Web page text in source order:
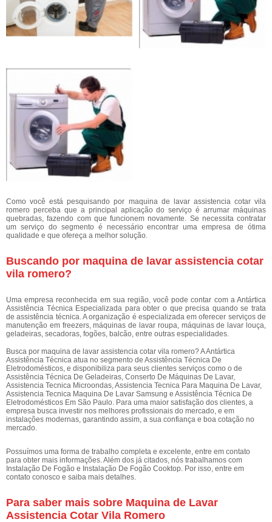
Como você está pesquisando por maquina de lavar assistencia cotar vila
romero perceba que a principal aplicação do serviço é arrumar máquinas
quebradas, fazendo com que funcionem novamente. Se necessita contratar
um serviço do segmento é necessário encontrar uma empresa de ótima
qualidade e que ofereça a melhor solução.
Buscando por maquina de lavar assistencia cotar
vila romero?
Uma empresa reconhecida em sua região, você pode contar com a Antártica
Assistência Técnica Especializada para obter o que precisa quando se trata
de assistência técnica. A organização é especializada em oferecer serviços de
manutenção em freezers, máquinas de lavar roupa, máquinas de lavar louça,
geladeiras, secadoras, fogões, balcão, entre outras especialidades.
Busca por maquina de lavar assistencia cotar vila romero? A Antártica
Assistência Técnica atua no segmento de Assistência Técnica De
Eletrodomésticos, e disponibiliza para seus clientes serviços como o de
Assistência Técnica De Geladeiras, Conserto De Máquinas De Lavar,
Assistencia Tecnica Microondas, Assistencia Tecnica Para Maquina De Lavar,
Assistencia Tecnica Maquina De Lavar Samsung e Assistência Técnica De
Eletrodomésticos Em São Paulo. Para uma maior satisfação dos clientes, a
empresa busca investir nos melhores profissionais do mercado, e em
instalações modernas, garantindo assim, a sua confiança e boa cotação no
mercado.
Possuímos uma forma de trabalho completa e excelente, entre em contato
para obter mais informações. Além dos já citados, nós trabalhamos com
Instalação De Fogão e Instalação De Fogão Cooktop. Por isso, entre em
contato conosco e saiba mais detalhes.
Para saber mais sobre Maquina de Lavar
Assistencia Cotar Vila Romero